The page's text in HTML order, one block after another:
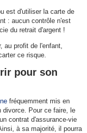
est d'utiliser la carte de
: aucun contrôle n'est
du retrait d'argent !
au profit de l'enfant,
ce risque.
pour son
fréquemment mis en
divorce. Pour ce faire, le
contrat d'assurance-vie
à sa majorité, il pourra